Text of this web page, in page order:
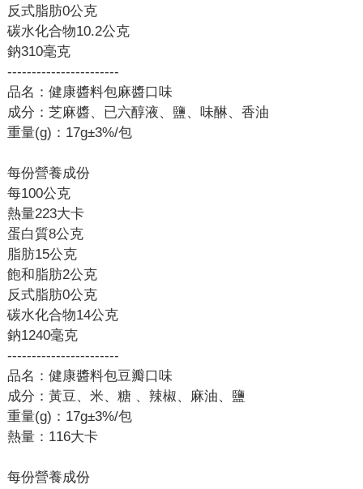
反式脂肪0公克
碳水化合物10.2公克
鈉310毫克
-----------------------
品名：健康醬料包麻醬口味
成分：芝麻醬、已六醇液、鹽、味醂、香油
重量(g)：17g±3%/包
每份營養成份
每100公克
熱量223大卡
蛋白質8公克
脂肪15公克
飽和脂肪2公克
反式脂肪0公克
碳水化合物14公克
鈉1240毫克
-----------------------
品名：健康醬料包豆瓣口味
成分：黃豆、米、糖 、辣椒、麻油、鹽
重量(g)：17g±3%/包
熱量：116大卡
每份營養成份